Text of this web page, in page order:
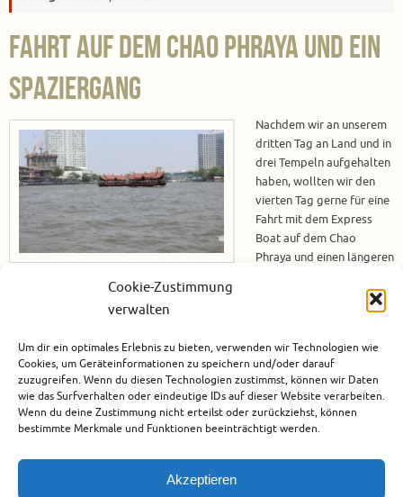
Cookie-Zustimmung
verwalten
Um dir ein optimales Erlebnis zu bieten, verwenden wir Technologien wie
Cookies, um Geräteinformationen zu speichern und/oder darauf
zuzugreifen. Wenn du diesen Technologien zustimmst, können wir Daten
wie das Surfverhalten oder eindeutige IDs auf dieser Website verarbeiten.
Wenn du deine Zustimmung nicht erteilst oder zurückziehst, können
bestimmte Merkmale und Funktionen beeinträchtigt werden.
Akzeptieren
Fahrt auf dem Chao Phraya und ein
Spaziergang
Nachdem wir an unserem
dritten Tag an Land und in
drei Tempeln aufgehalten
haben, wollten wir den
vierten Tag gerne für eine
Fahrt mit dem Express
Boat auf dem Chao
Phraya und einen längeren
Bangkok nutzen. Vom Hotel zur Express Boat Station Sathorn (Taksin) Wir
haben uns dazu entschlossen mit der Bahn zur Express Boat Station
Fuß…
Weiterlesen
April 11, 2017 Asien,Thailand 1